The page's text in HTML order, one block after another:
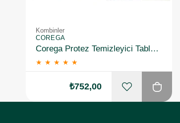
Kombinler
COREGA
Corega Protez Temizleyici Tablet 30LU X2 + Protez Yapiştirici Ferahlatici 40 gr X2
★ ★ ★ ★ ★
₺752,00